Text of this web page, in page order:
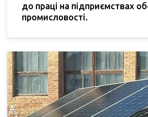
до праці на підприємствах
промисловості.